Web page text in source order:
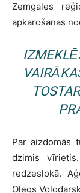
Zemgales
apkarošanas
Par aizdomās
dzimis
redzeslokā.
Oļegs